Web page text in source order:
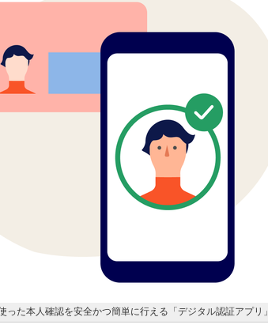
った本人確認を安全かつ簡単に行える「デジタル認証アプリ」